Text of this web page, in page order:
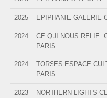
2025 EPIPHANIE GALERIE
2024
CE QUI NOUS RELIE
PARIS
2024
TORSES ESPACE
PARIS
2023 NORTHERN LIGHTS